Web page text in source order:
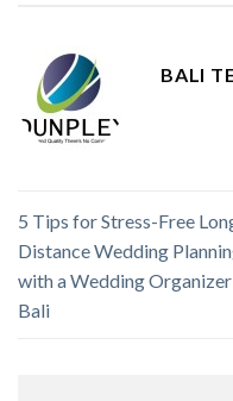
BALI
5 Tips for Stress-Free
Distance Wedding
with a Wedding Organizer
Bali